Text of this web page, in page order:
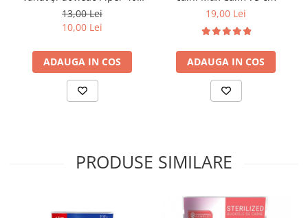
gr
13,00 Lei
10,00 Lei
ADAUGA IN COS
19,00 Lei
ADAUGA IN COS
PRODUSE SIMILARE